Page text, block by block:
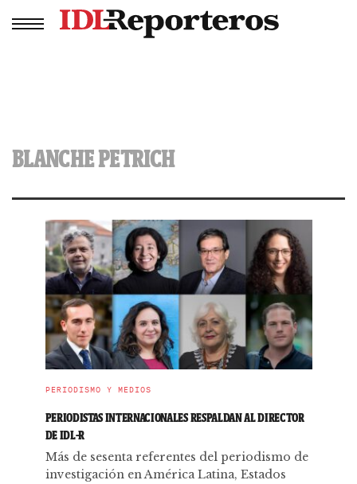
BLANCHE PETRICH
PERIODISMO Y MEDIOS
PERIODISTAS INTERNACIONALES RESPALDAN AL DIRECTOR
DE IDL-R
Más de sesenta referentes del periodismo de
investigación en América Latina, Estados